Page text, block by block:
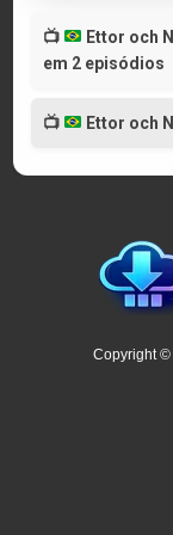
📺
Ettor och
em 2 episódios
📺 Ettor och
Copyright ©